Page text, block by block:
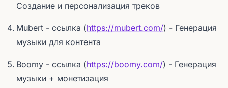
Создание и персонализация треков
Mubert - ссылка (https://mubert.com/) - Генерация
музыки для контента
Boomy - ссылка (https://boomy.com/) - Генерация
музыки + монетизация